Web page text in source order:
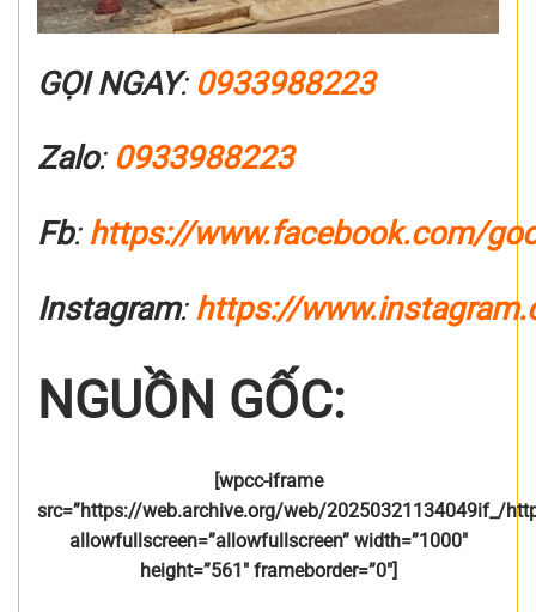
GỌI NGAY: 0933988223
Zalo: 0933988223
Fb:https://www.facebook.com/
Instagram: https://
NGUỒN GỐC:
[wpcc-iframe
src=”https://web.archive.org/web/20250321134049if_/
allowfullscreen=”allowfullscreen” width=”1000″
height=”561″ frameborder=”0″]